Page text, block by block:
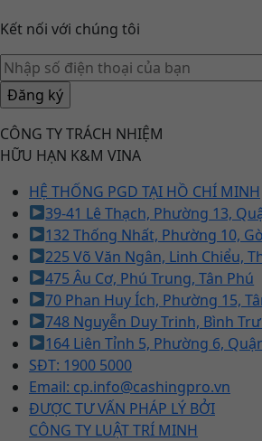
Kết nối với chúng tôi
CÔNG TY TRÁCH NHIỆM
HỮU HẠN K&M VINA
HỆ THỐNG PGD TẠI HỒ CHÍ MINH
39-41 Lê Thạch, Phường 13,
132 Thống Nhất, Phường 10,
225 Võ Văn Ngân, Linh Chiểu,
475 Âu Cơ, Phú Trung, Tân Phú
70 Phan Huy Ích, Phường 15,
748 Nguyễn Duy Trinh, Bình
164 Liên Tỉnh 5, Phường 6,
SĐT: 1900 5000
Email: cp.info@cashingpro.vn
ĐƯỢC TƯ VẤN PHÁP LÝ BỞI
CÔNG TY LUẬT TRÍ MINH